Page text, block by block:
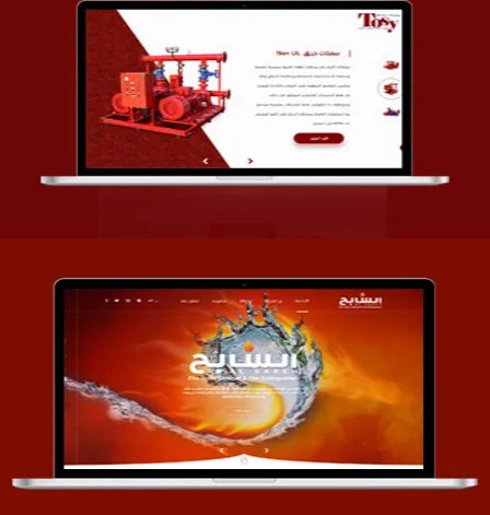
تصميم شركة قمة الأنظمة TOSY
التفاصيل
تصميم موقع السابح للصناعات المعدنية
التفاصيل